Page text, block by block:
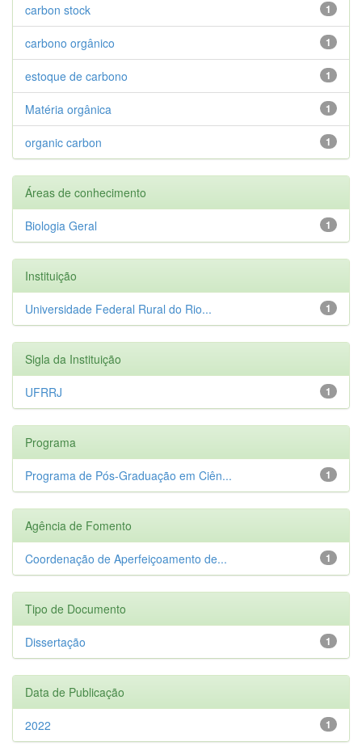
1
carbon stock
1
carbono orgânico
1
estoque de carbono
1
Matéria orgânica
1
organic carbon
Áreas de conhecimento
1
Biologia Geral
Instituição
1
Universidade Federal Rural do Rio...
Sigla da Instituição
1
UFRRJ
Programa
1
Programa de Pós-Graduação em Ciên...
Agência de Fomento
1
Coordenação de Aperfeiçoamento de...
Tipo de Documento
1
Dissertação
Data de Publicação
1
2022